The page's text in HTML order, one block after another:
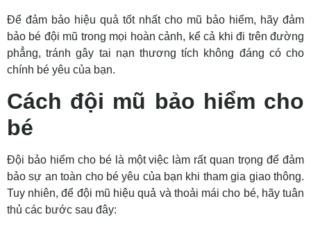
Để đảm bảo hiệu quả tốt nhất cho mũ bảo hiểm, hãy đảm
bảo bé đội mũ trong mọi hoàn cảnh, kể cả khi đi trên đường
phẳng, tránh gây tai nạn thương tích không đáng có cho
chính bé yêu của bạn.
Cách đội mũ bảo hiểm cho
bé
Đội bảo hiểm cho bé là một việc làm rất quan trọng để đảm
bảo sự an toàn cho bé yêu của bạn khi tham gia giao thông.
Tuy nhiên, để đội mũ hiệu quả và thoải mái cho bé, hãy tuân
thủ các bước sau đây: